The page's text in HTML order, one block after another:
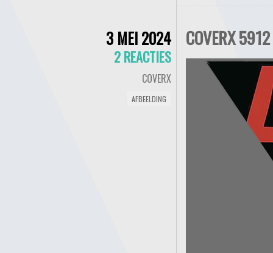
3 MEI 2024
2 REACTIES
COVERX
AFBEELDING
COVERX